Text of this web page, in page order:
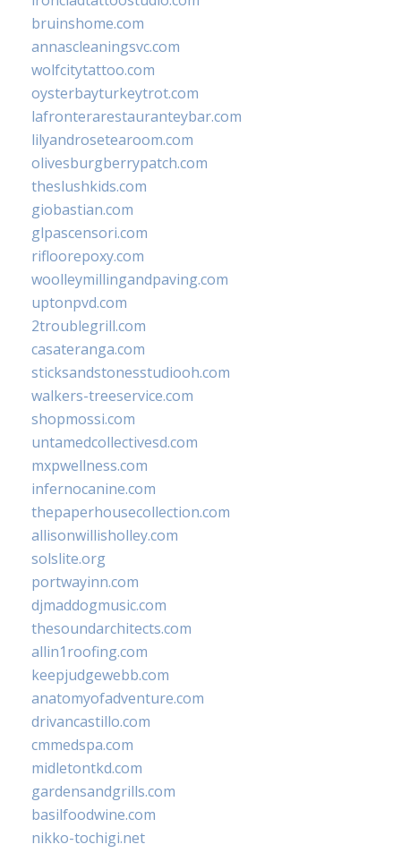
bruinshome.com
annascleaningsvc.com
wolfcitytattoo.com
oysterbayturkeytrot.com
lafronterarestauranteybar.com
lilyandrosetearoom.com
olivesburgberrypatch.com
theslushkids.com
giobastian.com
glpascensori.com
rifloorepoxy.com
woolleymillingandpaving.com
uptonpvd.com
2troublegrill.com
casateranga.com
sticksandstonesstudiooh.com
walkers-treeservice.com
shopmossi.com
untamedcollectivesd.com
mxpwellness.com
infernocanine.com
thepaperhousecollection.com
allisonwillisholley.com
solslite.org
portwayinn.com
djmaddogmusic.com
thesoundarchitects.com
allin1roofing.com
keepjudgewebb.com
anatomyofadventure.com
drivancastillo.com
cmmedspa.com
midletontkd.com
gardensandgrills.com
basilfoodwine.com
nikko-tochigi.net